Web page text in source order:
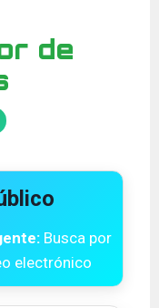
de
Busca por
electrónico